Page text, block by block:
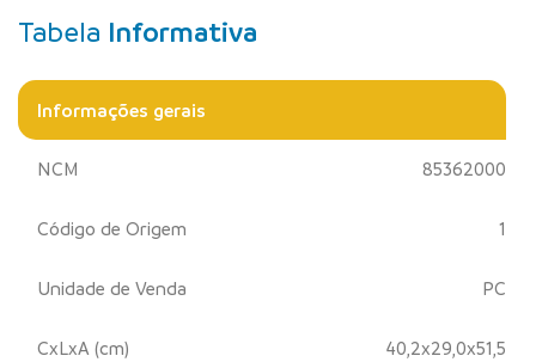
Tabela Informativa
Informações gerais
NCM 85362000
Código de Origem 1
Unidade de Venda PC
CxLxA (cm) 40,2x29,0x51,5